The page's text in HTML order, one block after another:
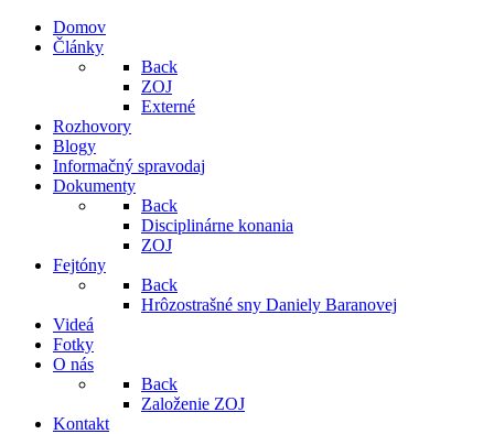
Domov
Články
Back
ZOJ
Externé
Rozhovory
Blogy
Informačný spravodaj
Dokumenty
Back
Disciplinárne konania
ZOJ
Fejtóny
Back
Hrôzostrašné sny Daniely Baranovej
Videá
Fotky
O nás
Back
Založenie ZOJ
Kontakt